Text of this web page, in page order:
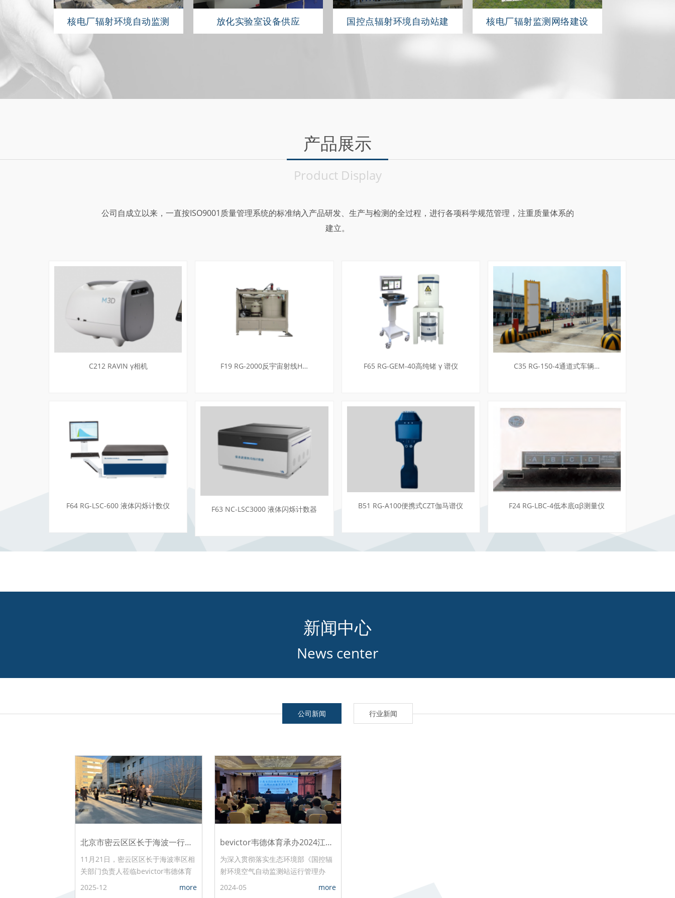
核电厂辐射环境自动监测 放化实验室设备供应 国控点辐射环境自动站建 核电厂辐射监测网络建设
产品展示
Product Display
公司自成立以来，一直按ISO9001质量管理系统的标准纳入产品研发、生产与检测的全过程，进行各项科学规范管理，注重质量体系的
建立。
C212 RAVIN γ相机 F19 RG-2000反宇宙射线H… F65 RG-GEM-40高纯锗 γ 谱仪 C35 RG-150-4通道式车辆…
F64 RG-LSC-600 液体闪烁计数仪 F63 NC-LSC3000 液体闪烁计数器 B51 RG-A100便携式CZT伽马谱仪 F24 RG-LBC-4低本底αβ测量仪
新闻中心
News center
公司新闻 行业新闻
北京市密云区区长于海波一行莅临bevictor韦德体育科技走访调研
11月21日，密云区区长于海波率区相
关部门负责人莅临bevictor韦德体育
科技（北京）有限公司，开展实地走
2025-12 more
bevictor韦德体育承办2024江西国控辐射环境空气自动监测站运维管培会
为深入贯彻落实生态环境部《国控辐
射环境空气自动监测站运行管理办
法》，进一步规范江西省国控辐射环
2024-05 more